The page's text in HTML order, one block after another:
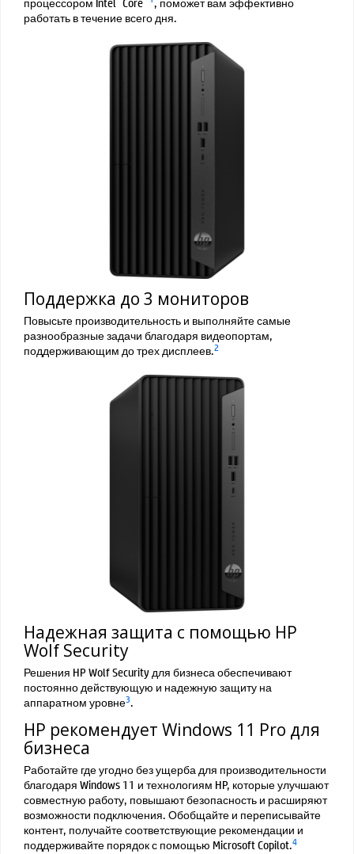
работать в течение всего дня.
Поддержка до 3 мониторов
Повысьте производительность и выполняйте самые
разнообразные задачи благодаря видеопортам,
поддерживающим до трех дисплеев.2
Надежная защита с помощью HP
Wolf Security
Решения HP Wolf Security для бизнеса обеспечивают
постоянно действующую и надежную защиту на
аппаратном уровне3.
HP рекомендует Windows 11 Pro для
бизнеса
Работайте где угодно без ущерба для производительности
благодаря Windows 11 и технологиям HP, которые улучшают
совместную работу, повышают безопасность и расширяют
возможности подключения. Обобщайте и переписывайте
контент, получайте соответствующие рекомендации и
поддерживайте порядок с помощью Microsoft Copilot.4